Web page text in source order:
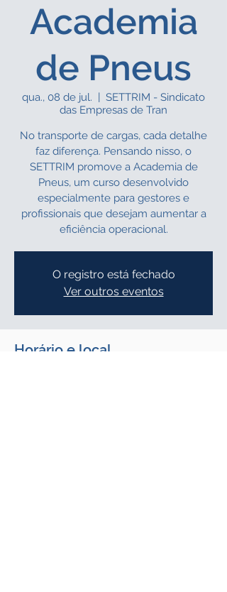
Academia
de Pneus
qua., 08 de jul.
  |
SETTRIM - Sindicato
das Empresas de Tran
No transporte de cargas, cada detalhe
faz diferença. Pensando nisso, o
SETTRIM promove a Academia de
Pneus, um curso desenvolvido
especialmente para gestores e
profissionais que desejam aumentar a
eficiência operacional.
O registro está fechado
Ver outros eventos
Horário e local